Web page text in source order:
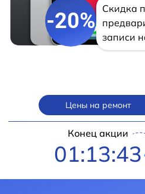
-20%
Скидка
записи
Цены на ремонт
Конец акции
01:13:42